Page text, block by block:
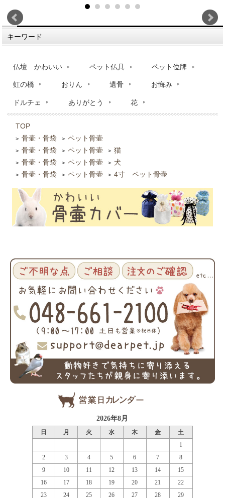
キーワード
仏壇 かわいい ペット仏具 ペット位牌
虹の橋 おりん 遺骨 お悔み
ドルチェ ありがとう 花
TOP
> 骨壷・骨袋 > ペット骨壷
> 骨壷・骨袋 > ペット骨壷 > 猫
> 骨壷・骨袋 > ペット骨壷 > 犬
> 骨壷・骨袋 > ペット骨壷 > 4寸 ペット骨壷